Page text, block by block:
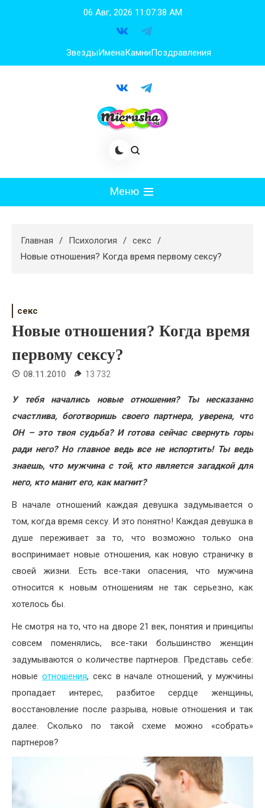
06 Авг, 2026 11:07:39 AM
ЗвездыИменаКамниПоздравления
Меню
Худеем
Жизнь
Хобби
Красота
Недвижимость
Главная Психология
секс
Новые отношения? Когда время первому сексу?
секс
Новые отношения? Когда время
первому сексу?
08.11.2010 13 732
У тебя начались новые отношения? Ты несказанно
счастлива, боготворишь своего партнера, уверена, что
ОН – это твоя судьба? И готова сейчас свернуть горы
ради него? Но главное ведь все не испортить! Ты ведь
знаешь, что мужчина с той, кто является загадкой для
него, кто манит его, как магнит?
В начале отношений каждая девушка задумывается о
том, когда время сексу. И это понятно! Каждая девушка в
душе переживает за то, что возможно только она
воспринимает новые отношения, как новую страничку в
своей жизни. Есть все-таки опасения, что мужчина
относится к новым отношениям не так серьезно, как
хотелось бы.
Не смотря на то, что на дворе 21 век, понятия и принципы
совсем поменялись, все-таки большинство женщин
задумываются о количестве партнеров. Представь себе:
новые отношения, секс в начале отношений, у мужчины
пропадает интерес, разбитое сердце женщины,
восстановление после разрыва, новые отношения и так
далее. Сколько по такой схеме можно «собрать»
партнеров?